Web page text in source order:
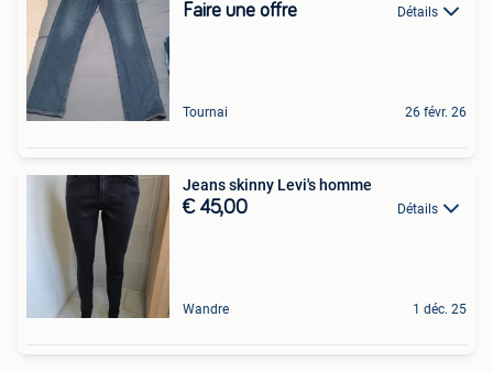
Faire une offre Détails
Tournai 26 févr. 26
Jeans skinny Levi's homme
€ 45,00 Détails
Wandre 1 déc. 25